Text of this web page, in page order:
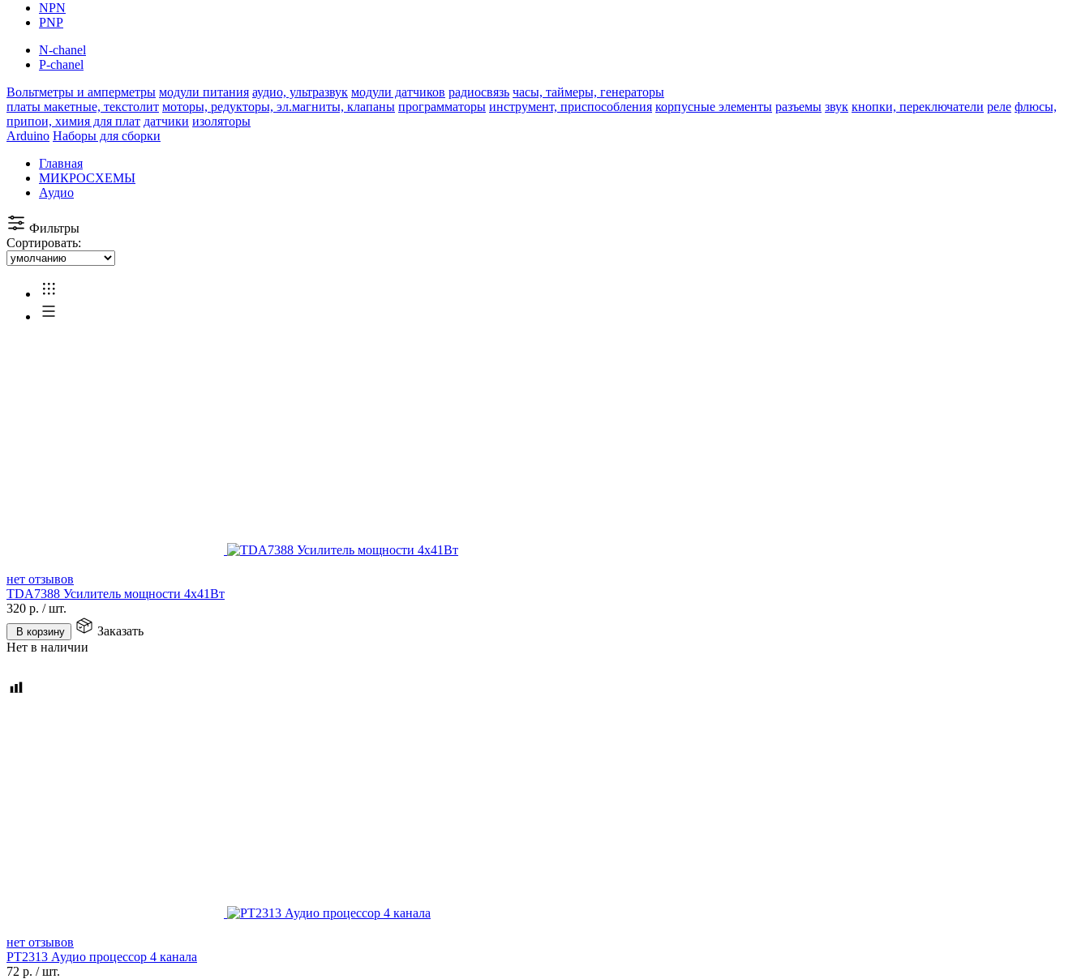
NPN
PNP
N-chanel
P-chanel
Вольтметры и амперметры модули питания аудио, ультразвук модули датчиков радиосвязь часы, таймеры, генераторы
платы макетные, текстолит моторы, редукторы, эл.магниты, клапаны программаторы инструмент, приспособления корпусные элементы разъемы звук кнопки, переключатели реле флюсы,
припои, химия для плат датчики изоляторы
Arduino Наборы для сборки
Главная
МИКРОСХЕМЫ
Аудио
Фильтры
Сортировать:
нет отзывов
TDA7388 Усилитель мощности 4х41Вт
320 р. /шт.
В корзину
Заказать
Нет в наличии
нет отзывов
PT2313 Аудио процессор 4 канала
72 р. /шт.